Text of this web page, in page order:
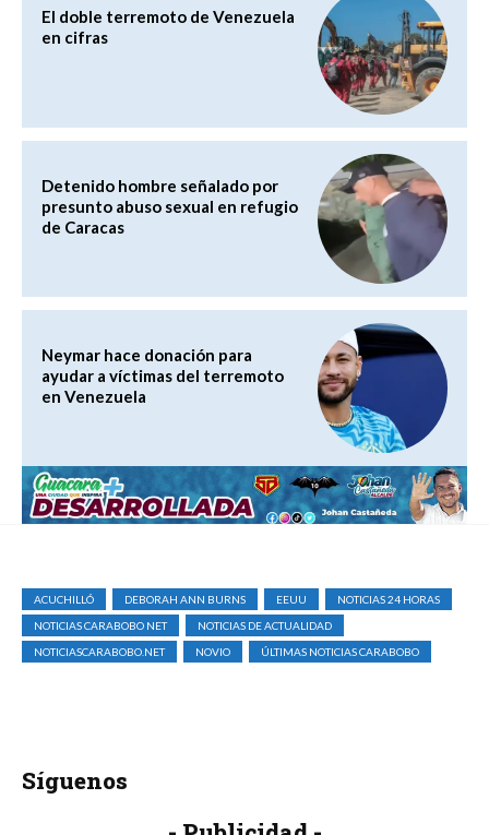
El doble terremoto de Venezuela
en cifras
Detenido hombre señalado por
presunto abuso sexual en refugio
de Caracas
Neymar hace donación para
ayudar a víctimas del terremoto
en Venezuela
ACUCHILLÓ DEBORAH ANN BURNS EEUU
NOTICIAS 24 HORAS
NOTICIAS CARABOBO NET
NOTICIAS DE ACTUALIDAD
NOTICIASCARABOBO.NET
NOVIO ÚLTIMAS NOTICIAS CARABOBO
Síguenos